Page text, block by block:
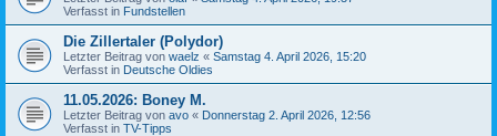
Verfasst in Fundstellen
Die Zillertaler (Polydor)
Letzter Beitrag von waelz « Samstag 4. April 2026, 15:20
Verfasst in Deutsche Oldies
11.05.2026: Boney M.
Letzter Beitrag von avo « Donnerstag 2. April 2026, 12:56
Verfasst in TV-Tipps